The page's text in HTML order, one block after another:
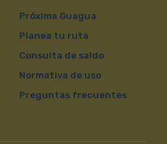
Próxima Guagua
Planea tu ruta
Consulta de saldo
Normativa de uso
Preguntas frecuentes